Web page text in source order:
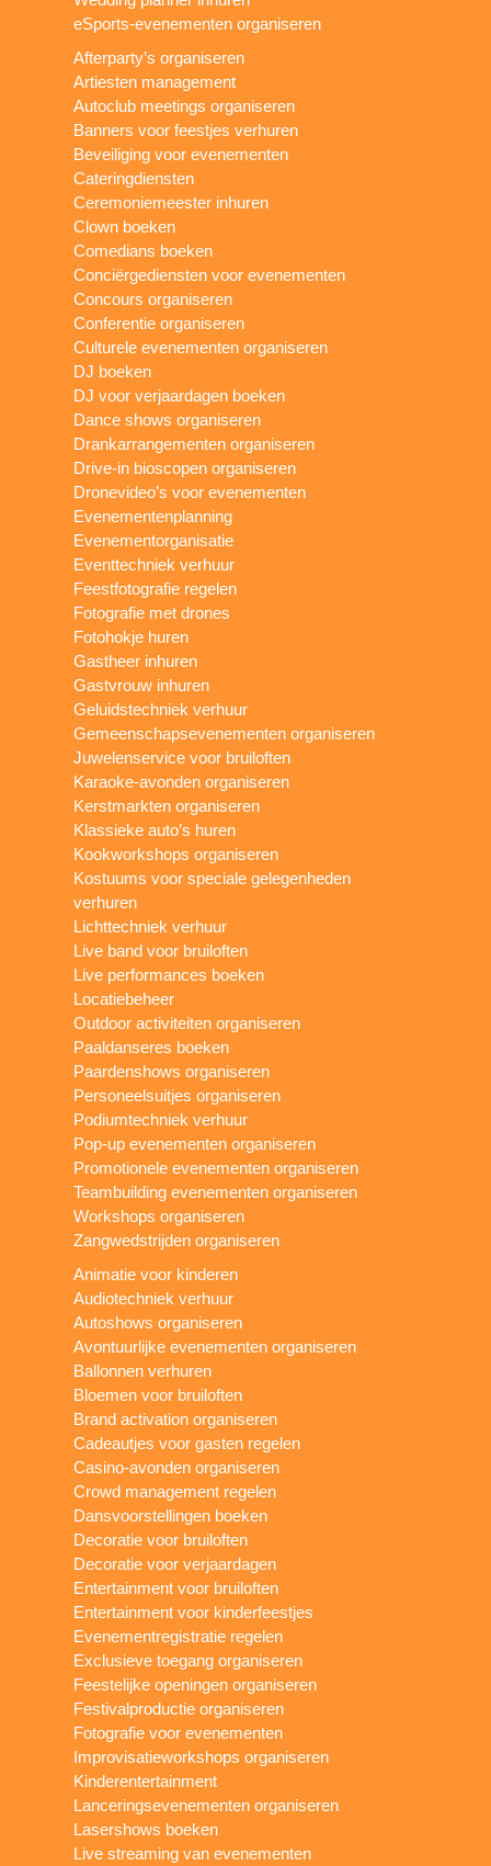
eSports-evenementen organiseren
Afterparty’s organiseren
Artiesten management
Autoclub meetings organiseren
Banners voor feestjes verhuren
Beveiliging voor evenementen
Cateringdiensten
Ceremoniemeester inhuren
Clown boeken
Comedians boeken
Conciërgediensten voor evenementen
Concours organiseren
Conferentie organiseren
Culturele evenementen organiseren
DJ boeken
DJ voor verjaardagen boeken
Dance shows organiseren
Drankarrangementen organiseren
Drive-in bioscopen organiseren
Dronevideo’s voor evenementen
Evenementenplanning
Evenementorganisatie
Eventtechniek verhuur
Feestfotografie regelen
Fotografie met drones
Fotohokje huren
Gastheer inhuren
Gastvrouw inhuren
Geluidstechniek verhuur
Gemeenschapsevenementen organiseren
Juwelenservice voor bruiloften
Karaoke-avonden organiseren
Kerstmarkten organiseren
Klassieke auto’s huren
Kookworkshops organiseren
Kostuums voor speciale gelegenheden
verhuren
Lichttechniek verhuur
Live band voor bruiloften
Live performances boeken
Locatiebeheer
Outdoor activiteiten organiseren
Paaldanseres boeken
Paardenshows organiseren
Personeelsuitjes organiseren
Podiumtechniek verhuur
Pop-up evenementen organiseren
Promotionele evenementen organiseren
Teambuilding evenementen organiseren
Workshops organiseren
Zangwedstrijden organiseren
Animatie voor kinderen
Audiotechniek verhuur
Autoshows organiseren
Avontuurlijke evenementen organiseren
Ballonnen verhuren
Bloemen voor bruiloften
Brand activation organiseren
Cadeautjes voor gasten regelen
Casino-avonden organiseren
Crowd management regelen
Dansvoorstellingen boeken
Decoratie voor bruiloften
Decoratie voor verjaardagen
Entertainment voor bruiloften
Entertainment voor kinderfeestjes
Evenementregistratie regelen
Exclusieve toegang organiseren
Feestelijke openingen organiseren
Festivalproductie organiseren
Fotografie voor evenementen
Improvisatieworkshops organiseren
Kinderentertainment
Lanceringsevenementen organiseren
Lasershows boeken
Live streaming van evenementen